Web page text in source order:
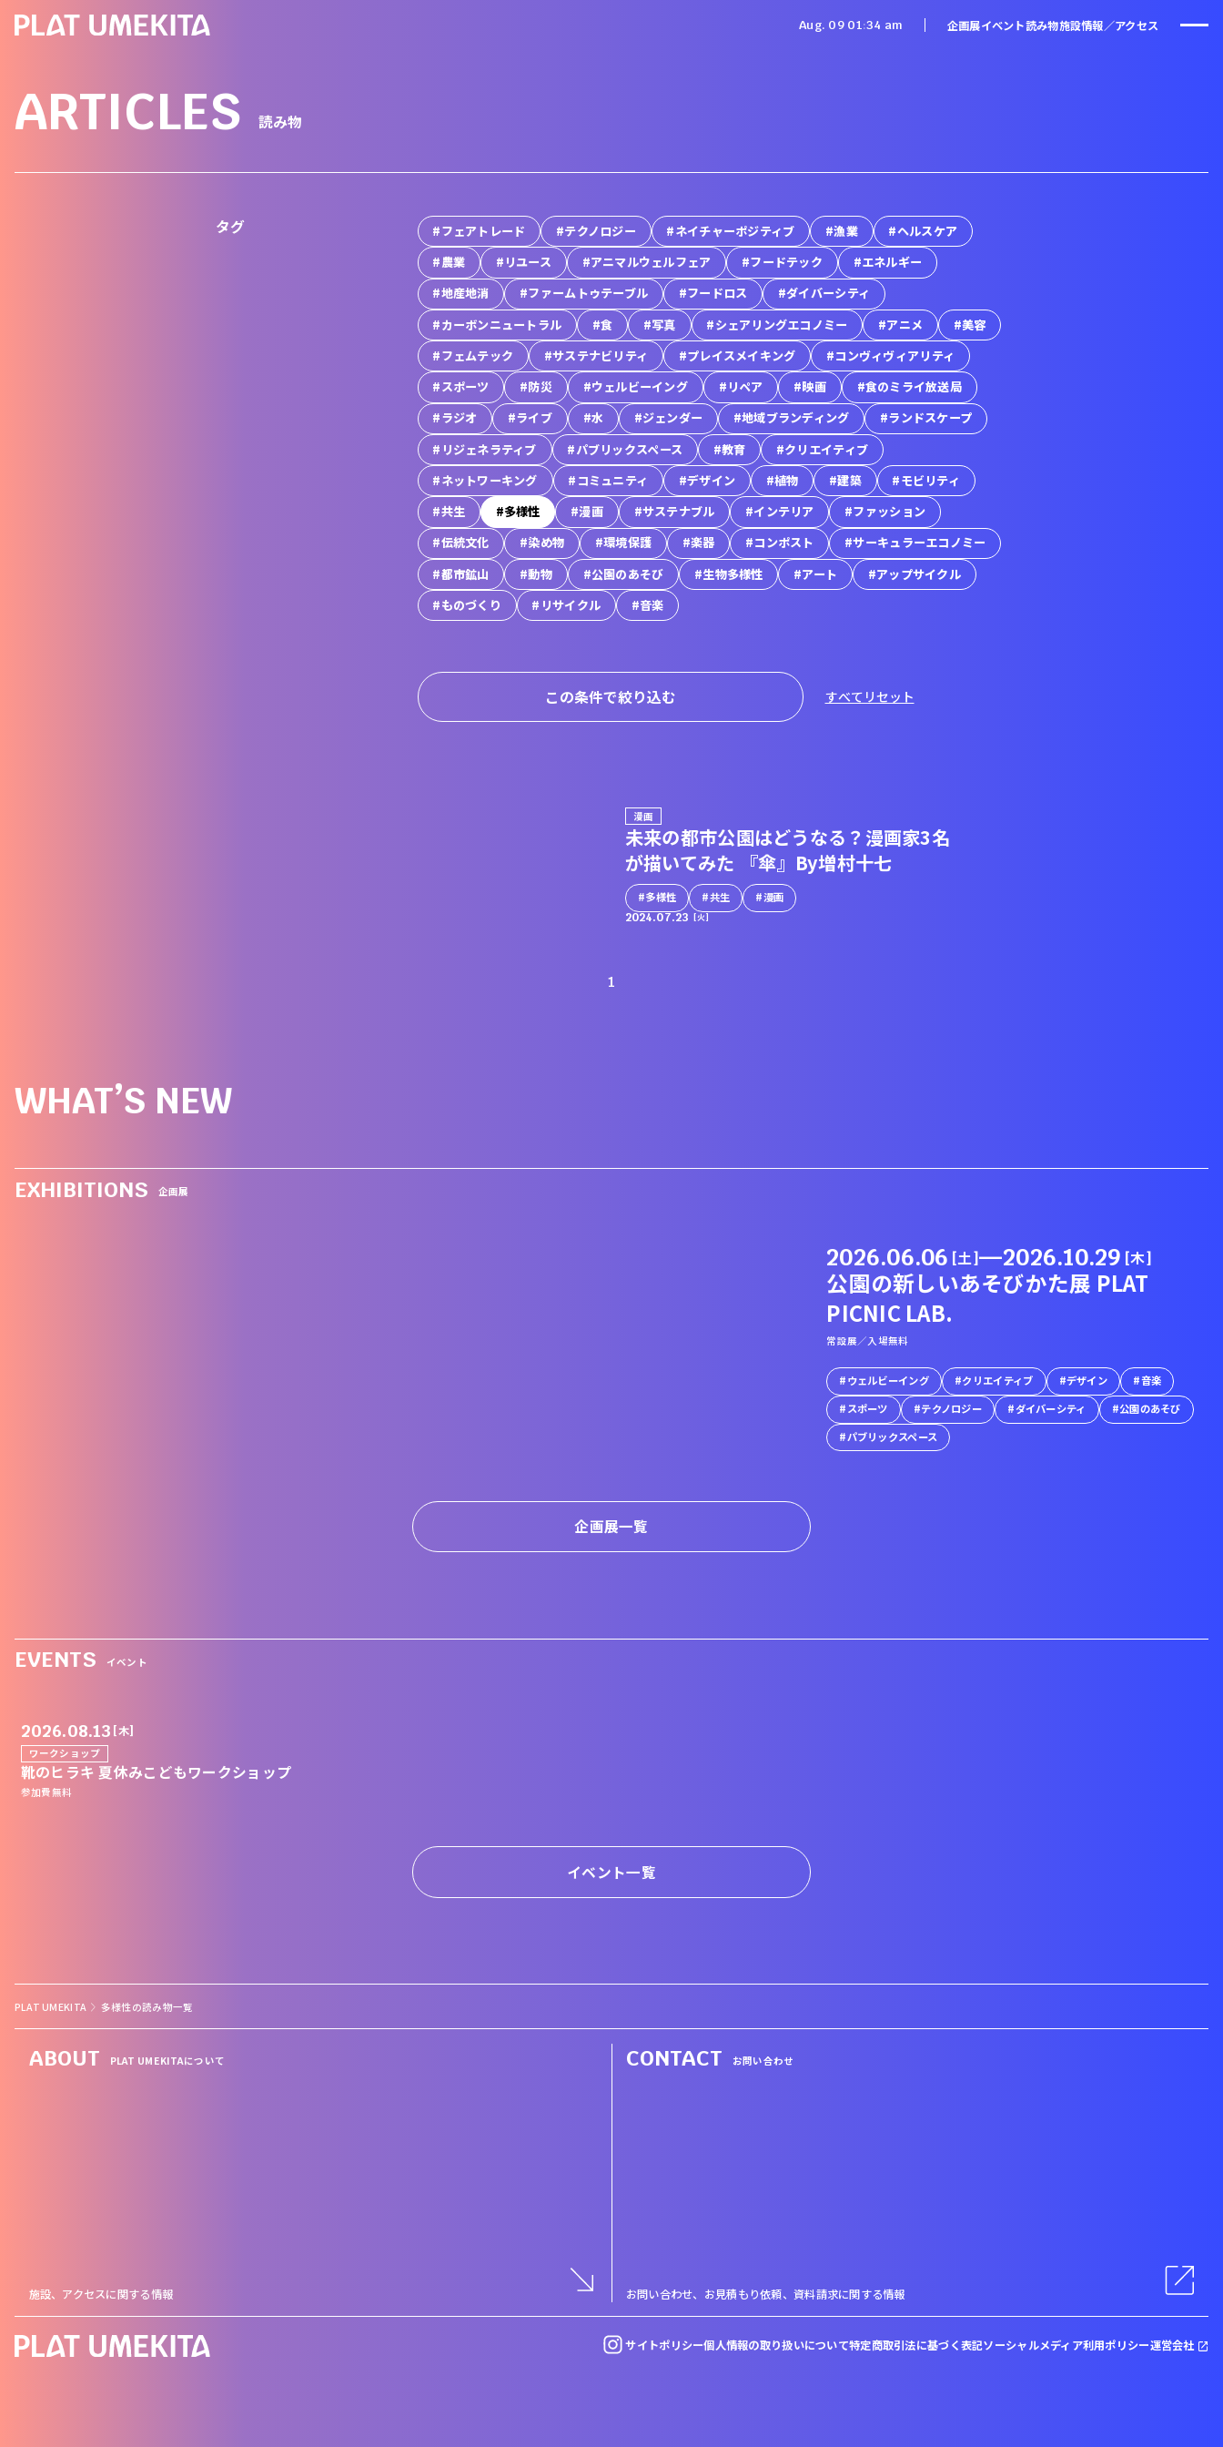
Aug. 09 01 34 am 企画展イベント読み物施設情報／アクセス
ARTICLES 読み物
タグ #フェアトレード #テクノロジー #ネイチャーポジティブ #漁業
#ヘルスケア
#農業
#リユース #アニマルウェルフェア #フードテック
#エネルギー
#地産地消
#ファームトゥテーブル #フードロス
#ダイバーシティ
#カーボンニュートラル
#食 #写真 #シェアリングエコノミー #アニメ
#美容
#フェムテック
#サステナビリティ #プレイスメイキング
#コンヴィヴィアリティ
#スポーツ
#防災 #ウェルビーイング #リペア #映画
#食のミライ放送局
#ラジオ
#ライブ #水 #ジェンダー #地域ブランディング
#ランドスケープ
#リジェネラティブ
#パブリックスペース #教育
#クリエイティブ
#ネットワーキング
#コミュニティ #デザイン #植物 #建築
#モビリティ
#共生
#多様性 #漫画 #サステナブル #インテリア
#ファッション
#伝統文化
#染め物 #環境保護 #楽器 #コンポスト
#サーキュラーエコノミー
#都市鉱山
#動物 #公園のあそび #生物多様性 #アート
#アップサイクル
#ものづくり
#リサイクル #音楽
この条件で絞り込む すべてリセット
漫画
未来の都市公園はどうなる？漫画家3名
が描いてみた 『傘』By増村十七
多様性 共生
漫画
2024.07.23
[火]
1
WHAT’S NEW
EXHIBITIONS 企画展
2026.06.06 [土]—2026.10.29 [木]
公園の新しいあそびかた展 PLAT
PICNIC LAB.
常設展／入場無料
ウェルビーイング クリエイティブ デザイン
音楽
スポーツ
テクノロジー ダイバーシティ
公園のあそび
パブリックスペース
企画展一覧
EVENTS イベント
2026.08.13 [木]
ワークショップ
靴のヒラキ 夏休みこどもワークショップ
参加費無料
イベント一覧
PLAT UMEKITA 多様性の読み物一覧
ABOUT PLAT UMEKITAについて
施設、アクセスに関する情報
CONTACT お問い合わせ
お問い合わせ、お見積もり依頼、 資料請求に関する情報
サイトポリシー個人情報の取り扱いについて特定商取引法に基づく表記ソーシャルメディア利用ポリシー運営会社